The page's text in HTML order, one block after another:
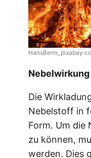
Nebelwirkung
Die
Nebelstoff in
Form. Um die
zu können,
werden. Dies